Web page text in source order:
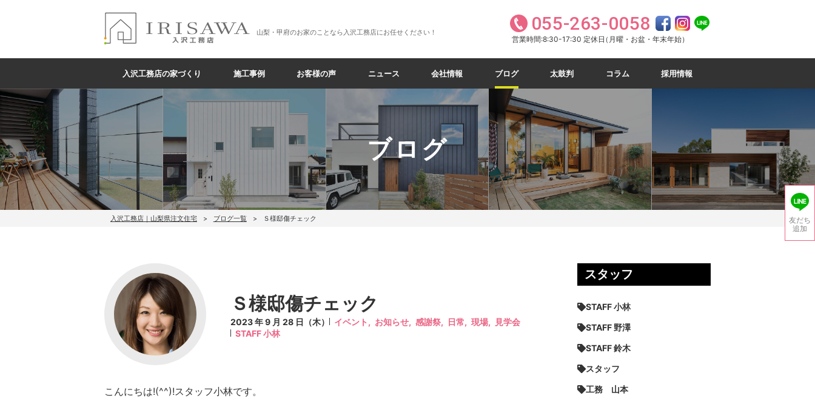
山梨・甲府のお家のことなら入沢工務店にお任せください！ 055-263-0058
営業時間:8:30-17:30 定休日（月曜・お盆・年末年始）
入沢工務店の家づくり 施工事例 お客様の声 ニュース 会社情報 ブログ 太鼓判 コラム 採用情報
ブログ
入沢工務店｜山梨県注文住宅 ブログ一覧 Ｓ様邸傷チェック
Ｓ様邸傷チェック
2023 年 9 月 28 日（木） イベント, お知らせ, 感謝祭, 日常, 現場,
見学会
STAFF 小林
こんにちは!(^^)!スタッフ小林です。
スタッフ
STAFF 小林
STAFF 野澤
STAFF 鈴木
スタッフ
工務 山本
友だち
追加